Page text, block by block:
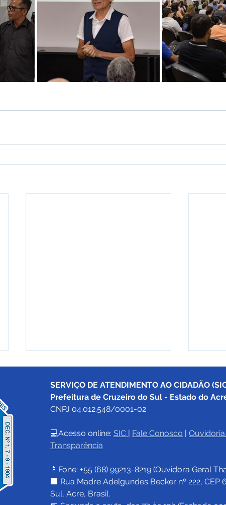
Prefeitura de Cruzeiro do
corrida em alusão ao Dia
Mundial de
Conscientização do
Autismo
2026
SERVIÇO DE ATENDIMENTO AO CIDADÃO
Prefeitura de Cruzeiro do Sul - Estado do
CNPJ 04.012.548/0001-02
💻Acesso online: SIC Fale Conosco Ouvidoria
Transparência
📱Fone: +55 (68) 99213-8219 (Ouvidora Geral
🏢 Rua Madre Adelgundes Becker nº 222,
Sul, Acre, Brasil.